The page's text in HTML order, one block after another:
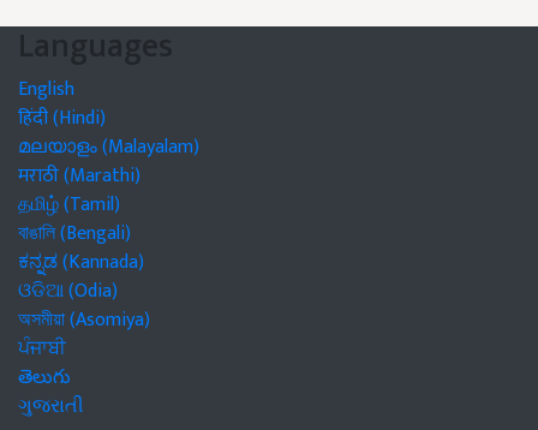
Languages
English
हिंदी (Hindi)
മലയാളം (Malayalam)
मराठी (Marathi)
தமிழ் (Tamil)
বাঙালি (Bengali)
ಕನ್ನಡ (Kannada)
ଓଡିଆ (Odia)
অসমীয়া (Asomiya)
ਪੰਜਾਬੀ
తెలుగు
ગુજરાતી